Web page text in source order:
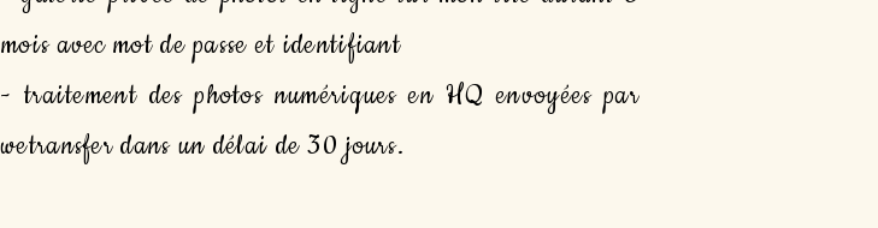
mois avec mot de passe et identifiant
- traitement des photos numériques en HQ envoyées par
wetransfer dans un délai de 30 jours.